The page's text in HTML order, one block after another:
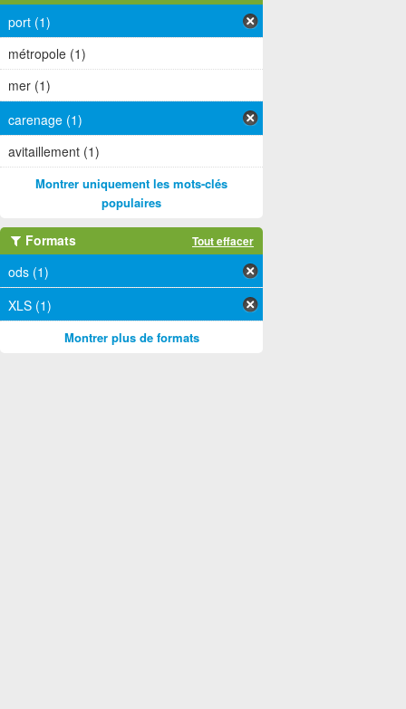
port (1)
métropole (1)
mer (1)
carenage (1)
avitaillement (1)
Montrer uniquement les mots-clés
populaires
Formats Tout effacer
ods (1)
XLS (1)
Montrer plus de formats